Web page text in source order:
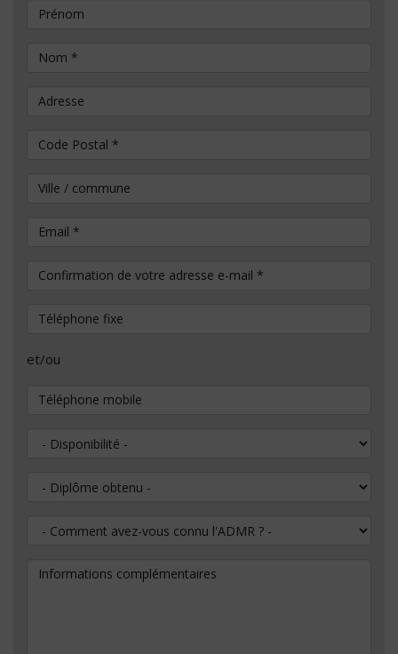
Prénom
Nom*
Adresse
Code Postal *
Ville / commune
Email*
Confirmation de votre adresse e-mail
Téléphone fixe
et/ou
Téléphone mobile
Disponibilité
Diplôme obtenu
Comment avez-vous connu l'ADMR ?
Informations complémentaires